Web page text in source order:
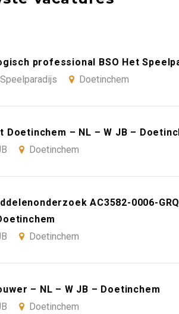
professional BSO Het
Doetinchem
Doetinchem – NL – W JB –
Doetinchem
AC3582-0006-
Doetinchem
– NL – W JB – Doetinchem
Doetinchem